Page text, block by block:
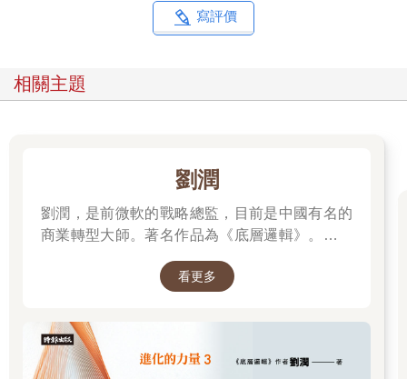
美國記者阿弗雷德．亨利．路易士（Alfred Henry Lewis）所說的
話嗎：「人類與混亂狀態之間的距離只有九餐之遙。」我們與其
去的習慣，錢潮以前所未有的方式湧入該產業。
支付很可能是簡單且即時的動作，但我們今日所選擇的支付方式
卻會帶來深遠的影響。我們支付的方式正在改變，運用的支付工
式讓我們能夠用前所未有的方式花錢與借錢。這些都太重要了，
不容我們忽視或是留待專家面對，這也就是本書要探討這個主題
改變支付方式同時帶來了風險與機會。科技改變了全球的支付方
式，但卻沒有一體適用的解決方法，因此風險相當高。
寫評價
相關主題
劉潤
劉潤，是前微軟的戰略總監，目前是中國有名的
商業轉型大師。著名作品為《底層邏輯》。唯有
的世界中，認清所有真相！
看更多